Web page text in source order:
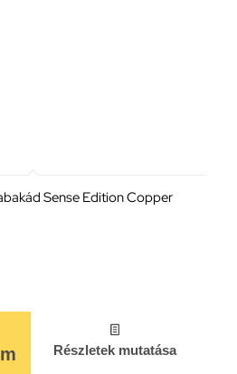
Sense Edition Copper
Részletek mutatása